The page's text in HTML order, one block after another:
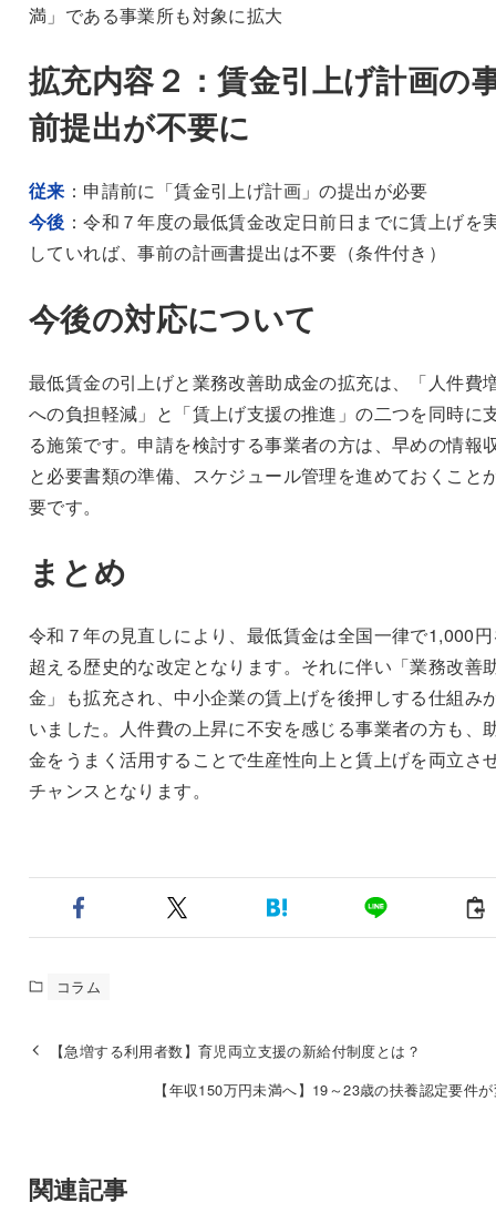
満」である事業所も対象に拡大
拡充内容２：賃金引上げ計画の
前提出が不要に
従来 ：申請前に「賃金引上げ計画」の提出が必要
今後 ：令和７年度の最低賃金改定日前日までに賃上げを
していれば、事前の計画書提出は不要（条件付き）
今後の対応について
最低賃金の引上げと業務改善助成金の拡充は、「人件費
への負担軽減」と「賃上げ支援の推進」の二つを同時に
る施策です。申請を検討する事業者の方は、早めの情報
と必要書類の準備、スケジュール管理を進めておくこと
要です。
まとめ
令和７年の見直しにより、最低賃金は全国一律で1,000
超える歴史的な改定となります。それに伴い「業務改善
金」も拡充され、中小企業の賃上げを後押しする仕組み
いました。人件費の上昇に不安を感じる事業者の方も、
金をうまく活用することで生産性向上と賃上げを両立さ
チャンスとなります。
コラム
【急増する利用者数】育児両立支援の新給付制度とは？
【年収150万円未満へ】19～23歳の扶養認定要件
関連記事